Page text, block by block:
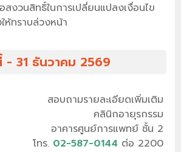
สงวนสิทธิ์ในการเปลี่ยนแปลงเงื่อนไข
ห้ทราบล่วงหน้า
- 31 ธันวาคม 2569
สอบถามรายละเอียดเพิ่มเติม
คลินิกอายุรกรรม
อาคารศูนย์การแพทย์ ชั้น 2
โทร. 02-587-0144 ต่อ 2200